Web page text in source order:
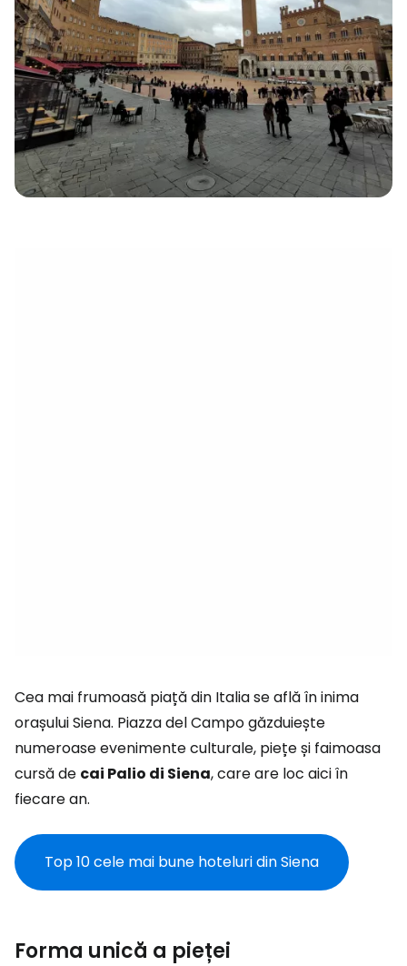
Cea mai frumoasă piață din Italia se află în inima
orașului Siena. Piazza del Campo găzduiește
numeroase evenimente culturale, piețe și faimoasa
cursă de cai Palio di Siena, care are loc aici în
fiecare an.
Top 10 cele mai bune hoteluri din Siena
Forma unică a pieței